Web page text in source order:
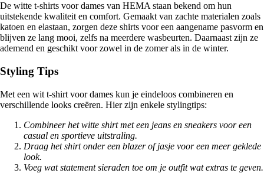
De witte t-shirts voor dames van HEMA staan bekend om hun
uitstekende kwaliteit en comfort. Gemaakt van zachte materialen zoals
katoen en elastaan, zorgen deze shirts voor een aangename pasvorm en
blijven ze lang mooi, zelfs na meerdere wasbeurten. Daarnaast zijn ze
ademend en geschikt voor zowel in de zomer als in de winter.
Styling Tips
Met een wit t-shirt voor dames kun je eindeloos combineren en
verschillende looks creëren. Hier zijn enkele stylingtips:
Combineer het witte shirt met een jeans en sneakers voor een
casual en sportieve uitstraling.
Draag het shirt onder een blazer of jasje voor een meer geklede
look.
Voeg wat statement sieraden toe om je outfit wat extras te geven.